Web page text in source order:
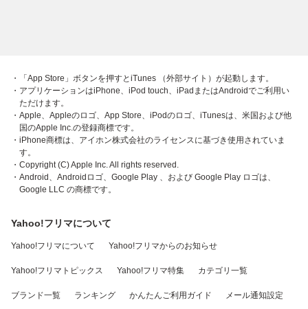
・「App Store」ボタンを押すとiTunes （外部サイト）が起動します。
・アプリケーションはiPhone、iPod touch、iPadまたはAndroidでご利用い
ただけます。
・Apple、Appleのロゴ、App Store、iPodのロゴ、iTunesは、米国および他
国のApple Inc.の登録商標です。
・iPhone商標は、アイホン株式会社のライセンスに基づき使用されていま
す。
・Copyright (C) Apple Inc. All rights reserved.
・Android、Androidロゴ、Google Play 、および Google Play ロゴは、
Google LLC の商標です。
Yahoo!フリマについて
Yahoo!フリマについて Yahoo!フリマからのお知らせ
Yahoo!フリマトピックス Yahoo!フリマ特集 カテゴリ一覧
ブランド一覧 ランキング かんたんご利用ガイド メール通知設定